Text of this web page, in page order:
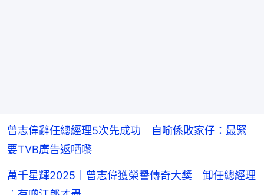
曾志偉辭任總經理5次先成功 自喻係敗家仔：最緊
要TVB廣告返哂嚟
萬千星輝2025｜曾志偉獲榮譽傳奇大獎 卸任總經理